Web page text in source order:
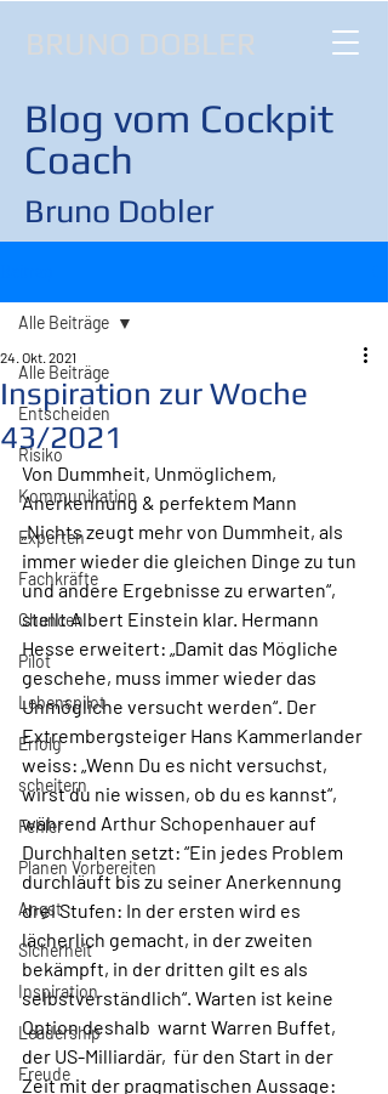
BRUNO DOBLER
Blog vom Cockpit
Coach
Bruno Dobler
Alle Beiträge
Entscheiden
Risiko
Kommunikation
Experten
Fachkräfte
Chancen
Pilot
Lebenspilot
Erfolg
scheitern
Fehler
Planen Vorbereiten
Angst
Sicherheit
Inspiration
Leadership
Freude
Alle Beiträge
Inspiration zur Woche
43/2021
24. Okt. 2021
Von Dummheit, Unmöglichem,
Anerkennung & perfektem Mann
„Nichts zeugt mehr von Dummheit, als
immer wieder die gleichen Dinge zu tun
und andere Ergebnisse zu erwarten“,
stellt Albert Einstein klar. Hermann
Hesse erweitert: „Damit das Mögliche
geschehe, muss immer wieder das
Unmögliche versucht werden“. Der
Extrembergsteiger Hans Kammerlander
weiss: „Wenn Du es nicht versuchst,
wirst du nie wissen, ob du es kannst“,
während Arthur Schopenhauer auf
Durchhalten setzt: “Ein jedes Problem
durchläuft bis zu seiner Anerkennung
drei Stufen: In der ersten wird es
lächerlich gemacht, in der zweiten
bekämpft, in der dritten gilt es als
selbstverständlich“. Warten ist keine
Option deshalb  warnt Warren Buffet,
der US-Milliardär,  für den Start in der
Zeit mit der pragmatischen Aussage: